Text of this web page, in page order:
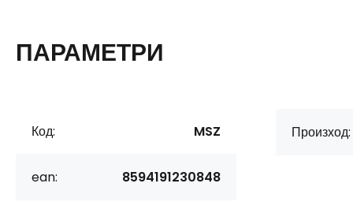
ПАРАМЕТРИ
Код: MSZ
ean: 8594191230848
Произход: